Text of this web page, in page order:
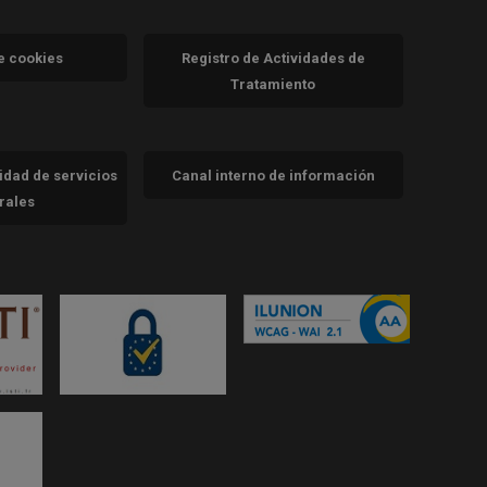
cookies
Registro de Actividades de
Tratamiento
de servicios
Canal interno de información